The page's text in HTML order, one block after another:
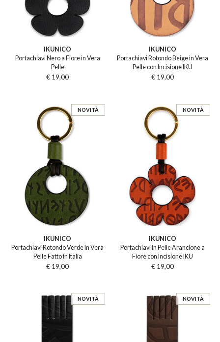
IKUNICO
Portachiavi Nero a Fiore in Vera
Pelle
€ 19,00
IKUNICO
Portachiavi Rotondo Beige in Vera
Pelle con Incisione IKU
€ 19,00
NOVITÀ
IKUNICO
Portachiavi Rotondo Verde in Vera
Pelle Fatto in Italia
€ 19,00
NOVITÀ
IKUNICO
Portachiavi in Pelle Arancione a
Fiore con Incisione IKU
€ 19,00
NOVITÀ NOVITÀ